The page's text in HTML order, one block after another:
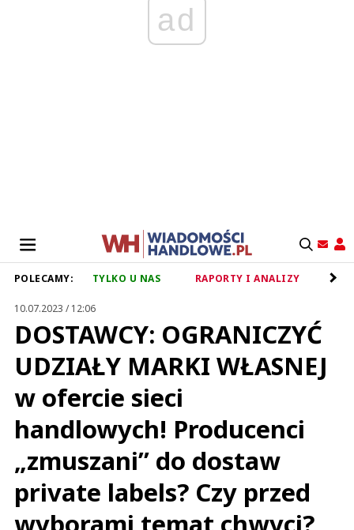
ad
POLECAMY: TYLKO U NAS RAPORTY I ANALIZY
10.07.2023 / 12:06
DOSTAWCY: OGRANICZYĆ
UDZIAŁY MARKI WŁASNEJ
w ofercie sieci
handlowych! Producenci
„zmuszani” do dostaw
private labels? Czy przed